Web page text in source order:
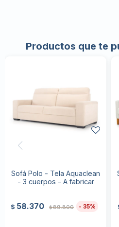
Productos que te
Sofá Polo - Tela Aquaclean
- 3 cuerpos - A fabricar
$ 58.370 $89.800 35